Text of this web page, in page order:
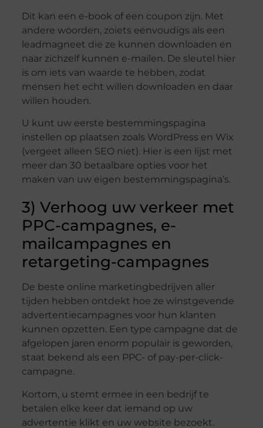
Dit kan een e-book of een coupon zijn. Met
andere woorden, zoiets eenvoudigs als een
leadmagneet die ze kunnen downloaden en
naar zichzelf kunnen e-mailen. De sleutel hier
is om iets van waarde te hebben, zodat
mensen het echt willen downloaden en daar
willen houden.
U kunt uw eerste bestemmingspagina
instellen op plaatsen zoals WordPress en Wix
(vergeet alleen SEO niet). Hier is een lijst met
meer dan 30 betaalbare opties voor het
maken van uw eigen bestemmingspagina’s.
3) Verhoog uw verkeer met
PPC-campagnes, e-
mailcampagnes en
retargeting-campagnes
De beste online marketingbedrijven aller
tijden hebben ontdekt hoe ze winstgevende
advertentiecampagnes voor hun klanten
kunnen opzetten. Een type campagne dat de
afgelopen jaren enorm populair is geworden,
staat bekend als een PPC- of pay-per-click-
campagne.
Kortom, u stemt ermee in een bedrijf te
betalen elke keer dat iemand op uw
advertentie klikt en uw website bezoekt.